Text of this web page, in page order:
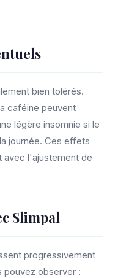
bien tolérés.
caféine peuvent
légère insomnie si le
journée. Ces effets
avec l'ajustement de
Slimpal
progressivement
pouvez observer :